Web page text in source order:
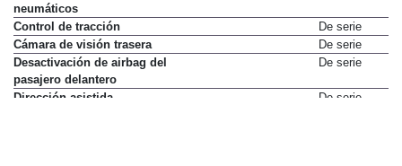
neumáticos
Control de tracción
De serie
Cámara de visión trasera
De serie
Desactivación de airbag del
pasajero delantero
De serie
Dirección asistida
De serie